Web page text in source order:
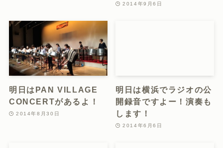
2014年9月6日
明日はPAN VILLAGE
CONCERTがあるよ！
2014年8月30日
明日は横浜でラジオの公
開録音ですよー！演奏も
します！
2014年6月6日